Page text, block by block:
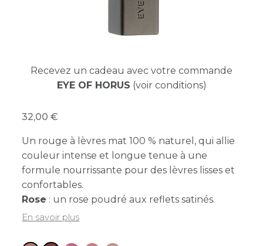
Recevez un cadeau avec votre commande
EYE OF HORUS (voir conditions)
32,00
Un rouge à lèvres mat 100 % naturel, qui allie
couleur intense et longue tenue à une
formule nourrissante pour des lèvres lisses et
confortables.
Rose : un rose poudré aux reflets satinés.
En savoir plus